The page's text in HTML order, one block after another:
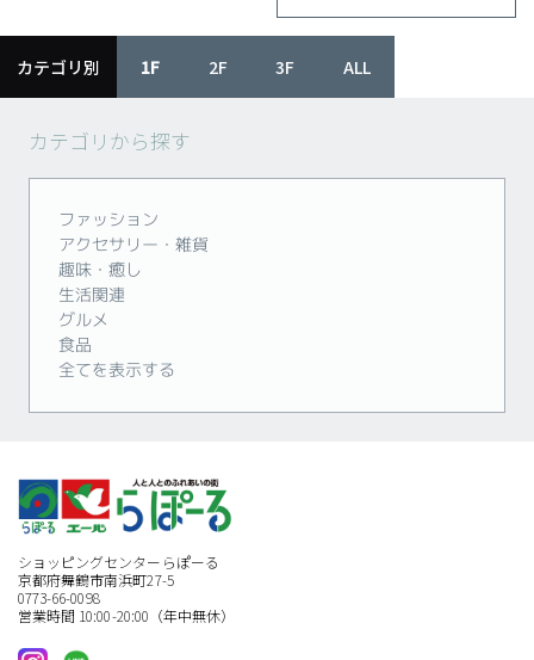
カテゴリ別 1F 2F 3F ALL
カテゴリから探す
ファッション
アクセサリー・雑貨
趣味・癒し
生活関連
グルメ
食品
全てを表示する
ショッピングセンターらぽーる
京都府舞鶴市南浜町27-5
0773-66-0098
営業時間 10:00-20:00（年中無休）